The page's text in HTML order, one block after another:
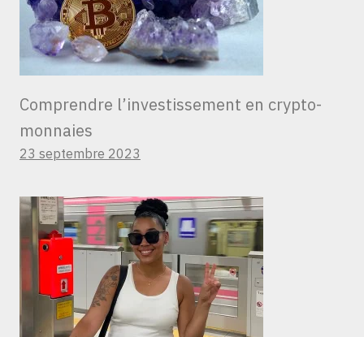
Comprendre l’investissement en crypto-
monnaies
23 septembre 2023